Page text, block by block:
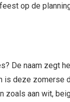
op de
De naam zegt
is deze zomerse
zoals aan wit,